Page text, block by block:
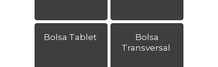
Bolsa Tablet
Bolsa
Transversal